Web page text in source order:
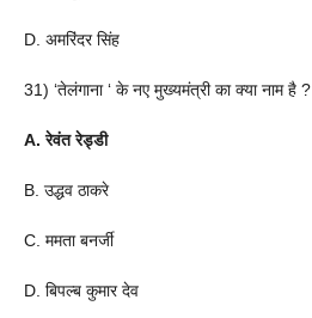
D. अमरिंदर सिंह
31) ‘तेलंगाना ‘ के नए मुख्यमंत्री का क्या नाम है ?
A. रेवंत रेड्डी
B. उद्धव ठाकरे
C. ममता बनर्जी
D. बिपल्ब कुमार देव